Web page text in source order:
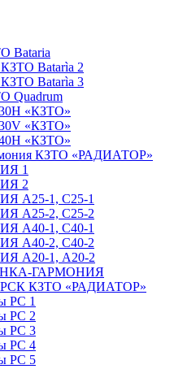
Bataria
КЗТО Batarìa 2
КЗТО Batarìa 3
Quadrum
«КЗТО»
«КЗТО»
«КЗТО»
КЗТО «РАДИАТОР»
1
2
А25-1, С25-1
А25-2, С25-2
А40-1, С40-1
А40-2, С40-2
А20-1, А20-2
ГАРМОНИЯ
РСК КЗТО «РАДИАТОР»
РС 1
РС 2
РС 3
РС 4
РС 5